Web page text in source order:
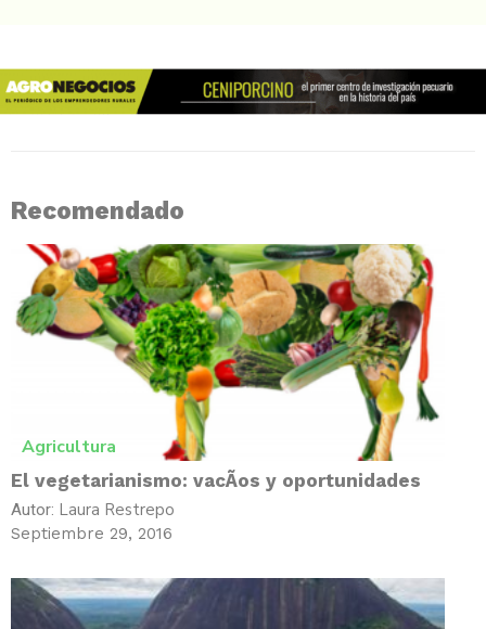
Recomendado
Agricultura
El vegetarianismo: vacÃ­os y oportunidades
Autor: Laura Restrepo
Septiembre 29, 2016